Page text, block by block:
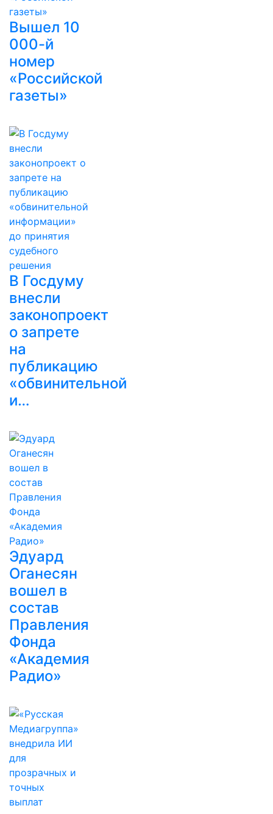
Вышел 10
000-й
номер
«Российской
газеты»
В Госдуму
внесли
законопроект
о запрете
на
публикацию
«обвинительной
и…
Эдуард
Оганесян
вошел в
состав
Правления
Фонда
«Академия
Радио»